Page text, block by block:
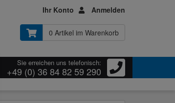
Ihr Konto Anmelden
0 Artikel im Warenkorb
Sie erreichen uns telefonisch:
+49 (0) 36 84 82 59 290